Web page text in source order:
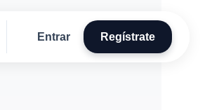
Entrar Regístrate